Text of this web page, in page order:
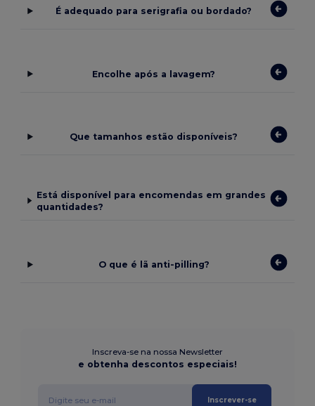
É adequado para serigrafia ou bordado?
Encolhe após a lavagem?
Que tamanhos estão disponíveis?
Está disponível para encomendas em grandes
quantidades?
O que é lã anti-pilling?
Inscreva-se na nossa Newsletter
e obtenha descontos especiais!
Inscrever-se